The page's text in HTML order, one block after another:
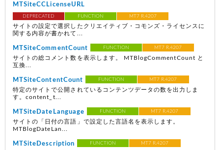
MTSiteCCLicenseURL
DEPRECATED FUNCTION MT7 R.4207
サイトの設定で選択したクリエイティブ・コモンズ・ライセンスに
関する内容が書かれて...
MTSiteCommentCount FUNCTION MT7 R.4207
サイトの総コメント数を表示します。 MTBlogCommentCount と
互換...
MTSiteContentCount FUNCTION MT7 R.4207
特定のサイトで公開されているコンテンツデータの数を出力しま
す。content_t...
MTSiteDateLanguage FUNCTION MT7 R.4207
サイトの「日付の言語」で設定した言語名を表示します。
MTBlogDateLan...
MTSiteDescription FUNCTION MT7 R.4207